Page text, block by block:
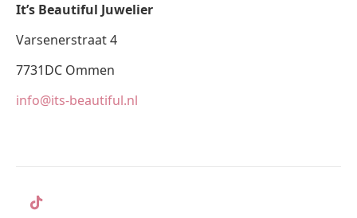
It’s Beautiful Juwelier
Varsenerstraat 4
7731DC Ommen
info@its-beautiful.nl